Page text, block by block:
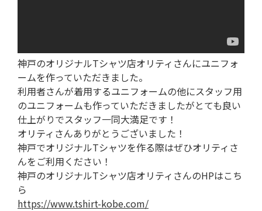
神戸のオリジナルTシャツ店オリティさんにユニフォ
ームを作っていただきました。
利用者さんが着用するユニフォームの他にスタッフ用
のユニフォームも作っていただきましたがとても良い
仕上がりでスタッフ一同大満足です！
オリティさんありがとうございました！
神戸でオリジナルTシャツを作る際はぜひオリティさ
んをご利用ください！
神戸のオリジナルTシャツ店オリティさんのHPはこち
ら
https://www.tshirt-kobe.com/